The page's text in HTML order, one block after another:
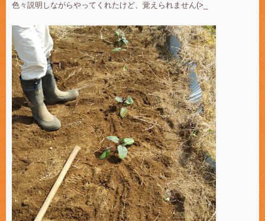
色々説明しながらやってくれたけど、覚えられません(>_